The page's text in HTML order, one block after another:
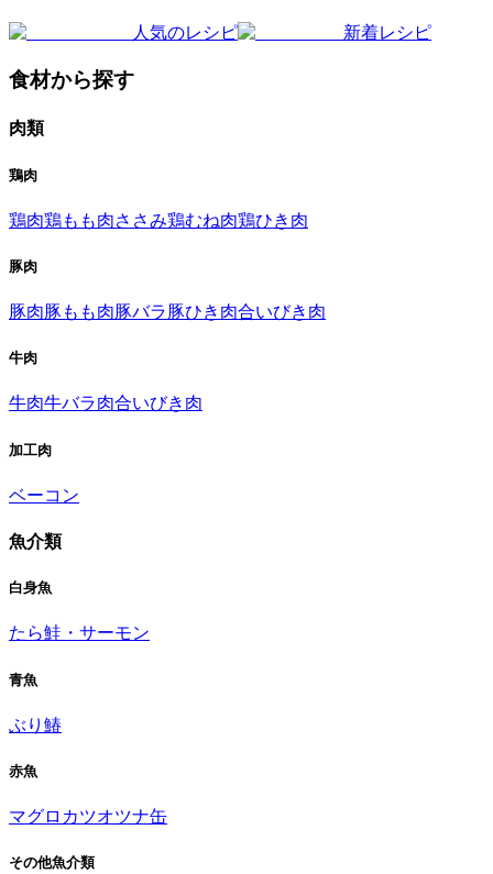
人気のレシピ 新着レシピ
食材から探す
肉類
鶏肉
鶏肉鶏もも肉ささみ鶏むね肉鶏ひき肉
豚肉
豚肉豚もも肉豚バラ豚ひき肉合いびき肉
牛肉
牛肉牛バラ肉合いびき肉
加工肉
ベーコン
魚介類
白身魚
たら鮭・サーモン
青魚
ぶり 鰆
赤魚
マグロ カツオツナ缶
その他魚介類